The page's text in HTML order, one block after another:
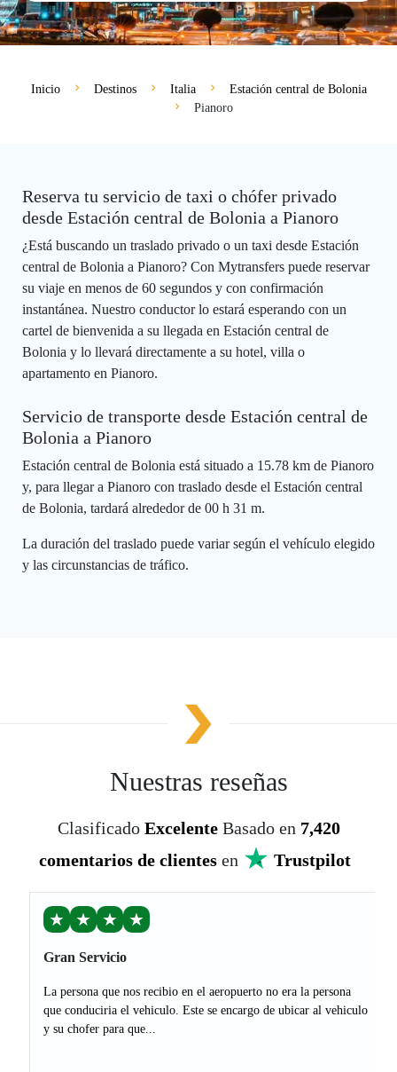
Inicio Destinos Italia
Estación central de Bolonia
Pianoro
Reserva tu servicio de taxi o chófer privado
desde Estación central de Bolonia a Pianoro
¿Está buscando un traslado privado o un taxi desde Estación
central de Bolonia a Pianoro? Con Mytransfers puede reservar
su viaje en menos de 60 segundos y con confirmación
instantánea. Nuestro conductor lo estará esperando con un
cartel de bienvenida a su llegada en Estación central de
Bolonia y lo llevará directamente a su hotel, villa o
apartamento en Pianoro.
Servicio de transporte desde Estación central de
Bolonia a Pianoro
Estación central de Bolonia está situado a 15.78 km de Pianoro
y, para llegar a Pianoro con traslado desde el Estación central
de Bolonia, tardará alrededor de 00 h 31 m.
La duración del traslado puede variar según el vehículo elegido
y las circunstancias de tráfico.
Nuestras reseñas
Clasificado Excelente Basado en 7,420
comentarios de clientes en Trustpilot
★ ★ ★ ★
Gran Servicio
La persona que nos recibio en el aeropuerto no era la persona
que conduciria el vehiculo. Este se encargo de ubicar al vehiculo
y su chofer para que...